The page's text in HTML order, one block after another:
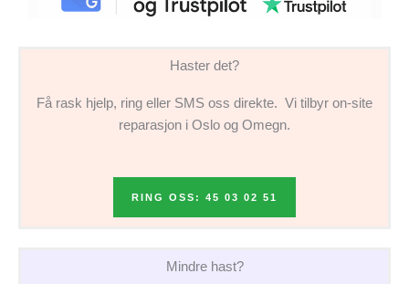
Haster det?
Få rask hjelp, ring eller SMS oss direkte. Vi tilbyr on-site
reparasjon i Oslo og Omegn.
RING OSS: 45 03 02 51
Mindre hast?